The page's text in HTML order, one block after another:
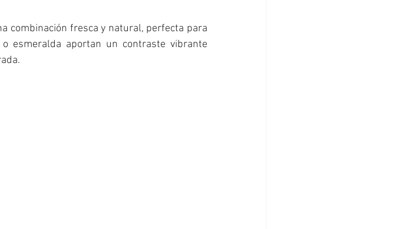
combinación fresca y natural, perfecta para
esmeralda aportan un contraste vibrante